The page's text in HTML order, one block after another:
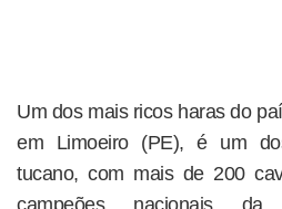
Um dos mais ricos haras do
em Limoeiro (PE), é um
tucano, com mais de 200
campeões nacionais da